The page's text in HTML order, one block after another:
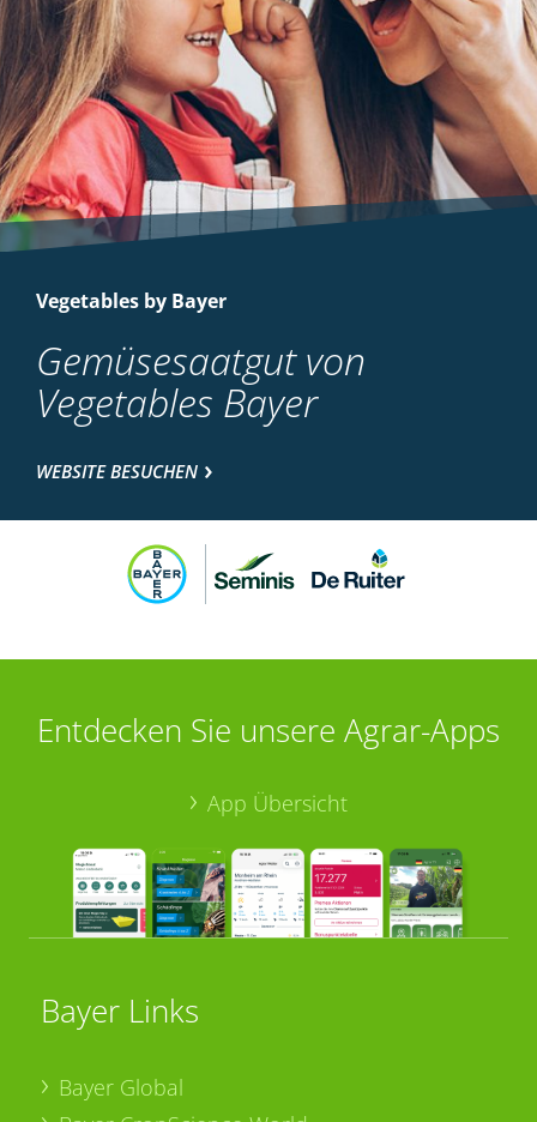
Vegetables by Bayer
Gemüsesaatgut von
Vegetables Bayer
WEBSITE BESUCHEN
Entdecken Sie unsere Agrar-Apps
App Übersicht
Bayer Links
Bayer Global